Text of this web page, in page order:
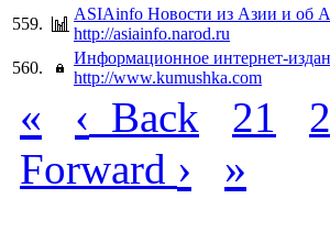
559.
ASIAinfo Новости из Азии и об
http://asiainfo.narod.ru
560.
Информационное интернет-
http://www.kumushka.com
« ‹ Back 21
Forward › »